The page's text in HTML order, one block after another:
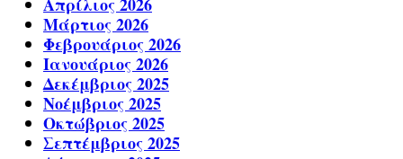
Μάρτιος 2026
Φεβρουάριος 2026
Ιανουάριος 2026
Δεκέμβριος 2025
Νοέμβριος 2025
Οκτώβριος 2025
Σεπτέμβριος 2025